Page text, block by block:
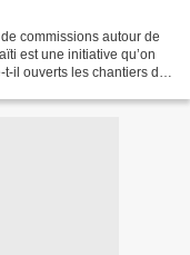
commissions autour de
est une initiative qu’on
il ouverts les chantiers du